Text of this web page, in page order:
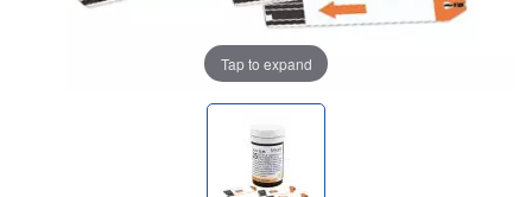
Tap to expand